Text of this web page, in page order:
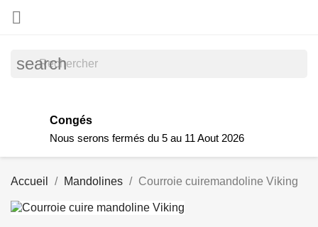

search
Congés
Nous serons fermés du 5 au 11 Aout 2026
Accueil Mandolines Courroie cuiremandoline Viking